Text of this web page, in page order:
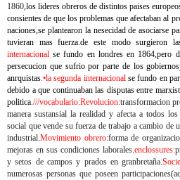
1860,los lideres obreros de distintos paises
consientes de que los problemas que afectaban al
naciones,se plantearon la nesecidad de asociarse
tuvieran mas fuerza.de este modo surgieron
internacionalse fundo en londres en 1864,pero
persecucion que sufrio por parte de los
anrquistas.•la segunda internacional se fundo en
debido a que continuaban las disputas entre
politica.///vocabulario:Revolucion:transformacion
manera sustansial la realidad y afecta a todos
social que vende su fuerza de trabajo a cambio de
industrial.Movimiento obrero:forma de
mejoras en sus condiciones laborales.enclossures:
y setos de campos y prados en granbretaña.
numerosas personas que poseen